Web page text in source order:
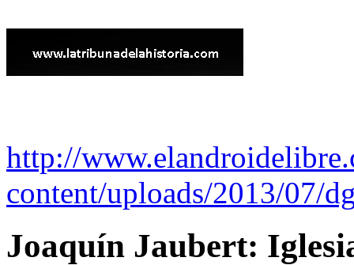
http://
content/uploads/2013/07/
Joaquín Jaubert: